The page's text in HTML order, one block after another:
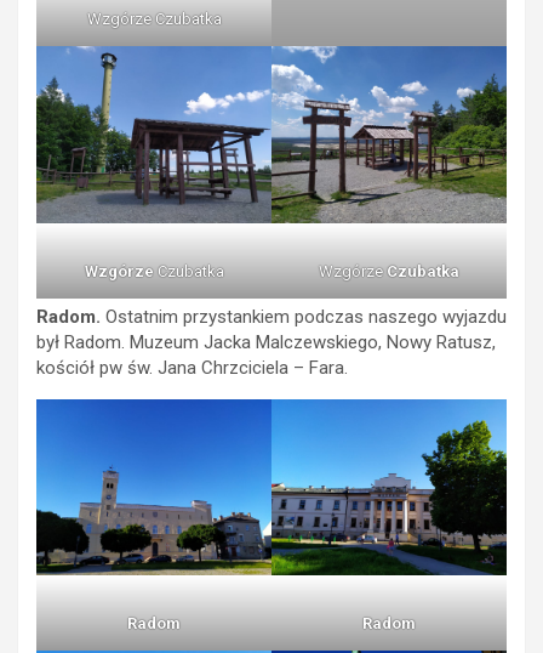
Wzgórze Czubatka
Wzgórze Czubatka WzgórzeCzubatka
Radom. Ostatnim przystankiem podczas naszego wyjazdu
był Radom. Muzeum Jacka Malczewskiego, Nowy Ratusz,
kościół pw św. Jana Chrzciciela – Fara.
Radom Radom